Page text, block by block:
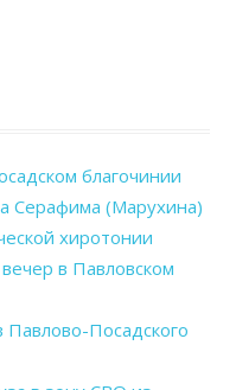
благочинии
Серафима (Марухина)
хиротонии
в Павловском
Посадского